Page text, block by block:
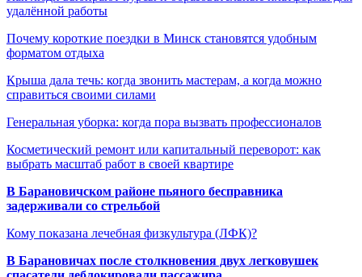
удалённой работы
Почему короткие поездки в Минск становятся удобным
форматом отдыха
Крыша дала течь: когда звонить мастерам, а когда можно
справиться своими силами
Генеральная уборка: когда пора вызвать профессионалов
Косметический ремонт или капитальный переворот: как
выбрать масштаб работ в своей квартире
В Барановичском районе пьяного бесправника
задерживали со стрельбой
Кому показана лечебная физкультура (ЛФК)?
В Барановичах после столкновения двух легковушек